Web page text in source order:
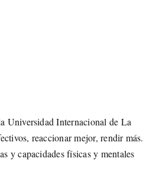
Universidad Internacional de La
reaccionar mejor, rendir más.
y capacidades físicas y mentales